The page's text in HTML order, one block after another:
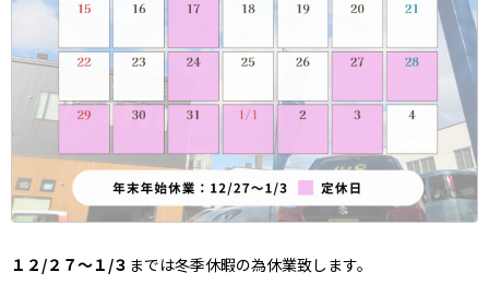
１２/２７～１/３ までは冬季休暇の為休業致します。